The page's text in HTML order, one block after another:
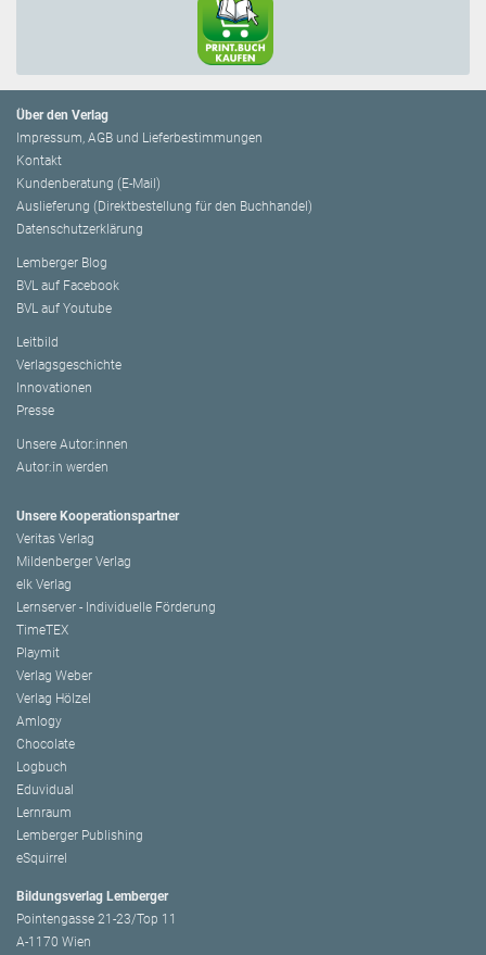
Über den Verlag
Impressum, AGB und Lieferbestimmungen
Kontakt
Kundenberatung (E-Mail)
Auslieferung (Direktbestellung für den Buchhandel)
Datenschutzerklärung
Lemberger Blog
BVL auf Facebook
BVL auf Youtube
Leitbild
Verlagsgeschichte
Innovationen
Presse
Unsere Autor:innen
Autor:in werden
Unsere Kooperationspartner
Veritas Verlag
Mildenberger Verlag
elk Verlag
Lernserver - Individuelle Förderung
TimeTEX
Playmit
Verlag Weber
Verlag Hölzel
Amlogy
Chocolate
Logbuch
Eduvidual
Lernraum
Lemberger Publishing
eSquirrel
Bildungsverlag Lemberger
Pointengasse 21-23/Top 11
A-1170 Wien